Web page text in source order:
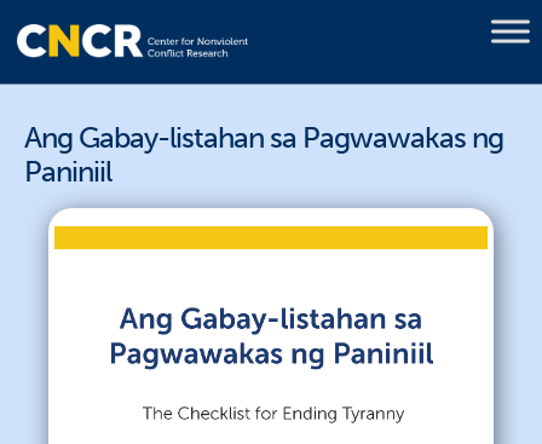
Ang Gabay-listahan sa Pagwawakas ng
Paniniil